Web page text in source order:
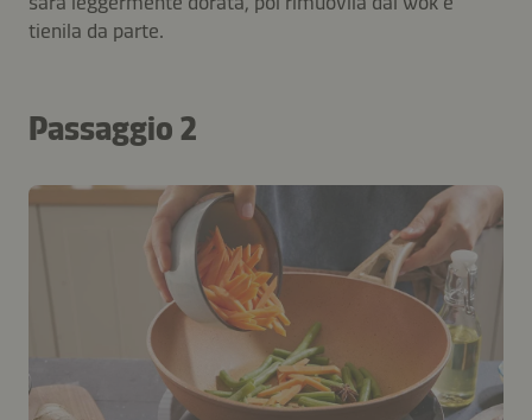
tienila da parte.
Passaggio 2